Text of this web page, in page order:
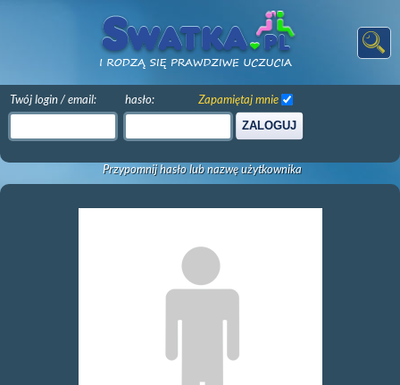
Twój login / email: hasło:
ZALOGUJ
Zapamiętaj mnie
Przypomnij hasło lub nazwę użytkownika